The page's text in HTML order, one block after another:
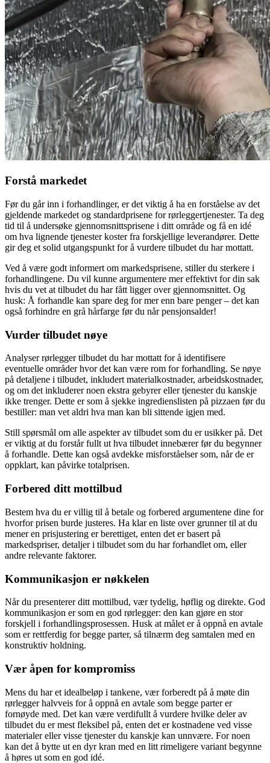
Forstå markedet
Før du går inn i forhandlinger, er det viktig å ha en forståelse av det
gjeldende markedet og standardprisene for rørleggertjenester. Ta deg
tid til å undersøke gjennomsnittsprisene i ditt område og få en idé
om hva lignende tjenester koster fra forskjellige leverandører. Dette
gir deg et solid utgangspunkt for å vurdere tilbudet du har mottatt.
Ved å være godt informert om markedsprisene, stiller du sterkere i
forhandlingene. Du vil kunne argumentere mer effektivt for din sak
hvis du vet at tilbudet du har fått ligger over gjennomsnittet. Og
husk: Å forhandle kan spare deg for mer enn bare penger – det kan
også forhindre en grå hårfarge før du når pensjonsalder!
Vurder tilbudet nøye
Analyser rørlegger tilbudet du har mottatt for å identifisere
eventuelle områder hvor det kan være rom for forhandling. Se nøye
på detaljene i tilbudet, inkludert materialkostnader, arbeidskostnader,
og om det inkluderer noen ekstra gebyrer eller tjenester du kanskje
ikke trenger. Dette er som å sjekke ingredienslisten på pizzaen før du
bestiller: man vet aldri hva man kan bli sittende igjen med.
Still spørsmål om alle aspekter av tilbudet som du er usikker på. Det
er viktig at du forstår fullt ut hva tilbudet innebærer før du begynner
å forhandle. Dette kan også avdekke misforståelser som, når de er
oppklart, kan påvirke totalprisen.
Forbered ditt mottilbud
Bestem hva du er villig til å betale og forbered argumentene dine for
hvorfor prisen burde justeres. Ha klar en liste over grunner til at du
mener en prisjustering er berettiget, enten det er basert på
markedspriser, detaljer i tilbudet som du har forhandlet om, eller
andre relevante faktorer.
Kommunikasjon er nøkkelen
Når du presenterer ditt mottilbud, vær tydelig, høflig og direkte. God
kommunikasjon er som en god rørlegger: den kan gjøre en stor
forskjell i forhandlingsprosessen. Husk at målet er å oppnå en avtale
som er rettferdig for begge parter, så tilnærm deg samtalen med en
konstruktiv holdning.
Vær åpen for kompromiss
Mens du har et idealbeløp i tankene, vær forberedt på å møte din
rørlegger halvveis for å oppnå en avtale som begge parter er
fornøyde med. Det kan være verdifullt å vurdere hvilke deler av
tilbudet du er mest fleksibel på, enten det er kostnadene ved visse
materialer eller visse tjenester du kanskje kan unnvære. For noen
kan det å bytte ut en dyr kran med en litt rimeligere variant begynne
å høres ut som en god idé.